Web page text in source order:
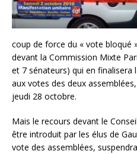
coup de force du « vote bloqué
devant la Commission Mixte
et 7 sénateurs) qui en
aux votes des deux
jeudi 28 octobre.
Mais le recours devant le
être introduit par les élus de
vote des assemblées,